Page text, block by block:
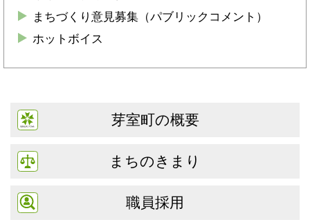
まちづくり意見募集（パブリックコメント）
ホットボイス
芽室町の概要
まちのきまり
職員採用